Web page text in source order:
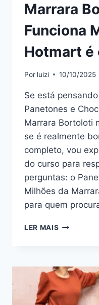
Marrara
Funciona
Hotmart é
Por luizi 10/10/2025
Se está
Panetones e
Marrara Bortoloti
se é realmente
completo, vou
do curso para
perguntas: o
Milhões da
para quem
LER MAIS PANETONES
MILHÕES
DA
MARRARA